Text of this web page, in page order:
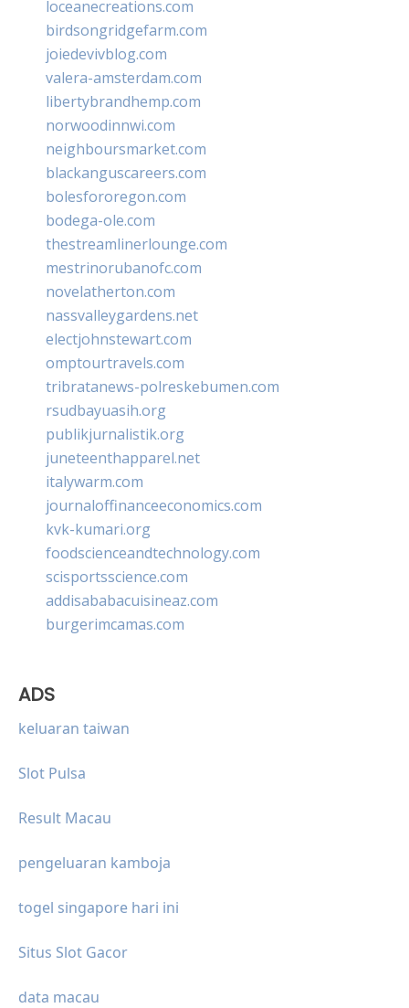
loceanecreations.com
birdsongridgefarm.com
joiedevivblog.com
valera-amsterdam.com
libertybrandhemp.com
norwoodinnwi.com
neighboursmarket.com
blackanguscareers.com
bolesfororegon.com
bodega-ole.com
thestreamlinerlounge.com
mestrinorubanofc.com
novelatherton.com
nassvalleygardens.net
electjohnstewart.com
omptourtravels.com
tribratanews-polreskebumen.com
rsudbayuasih.org
publikjurnalistik.org
juneteenthapparel.net
italywarm.com
journaloffinanceeconomics.com
kvk-kumari.org
foodscienceandtechnology.com
scisportsscience.com
addisababacuisineaz.com
burgerimcamas.com
ADS
keluaran taiwan
Slot Pulsa
Result Macau
pengeluaran kamboja
togel singapore hari ini
Situs Slot Gacor
data macau